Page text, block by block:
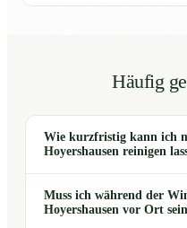
Häufig
Wie kurzfristig kann ich
Hoyershausen reinigen
Muss ich während der
Hoyershausen vor Ort